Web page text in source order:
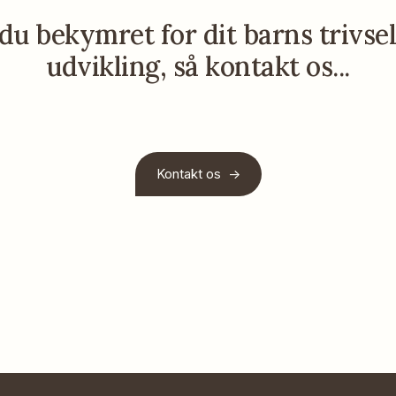
bekymret for dit barns
udvikling, så kontakt os...
Kontakt os ->